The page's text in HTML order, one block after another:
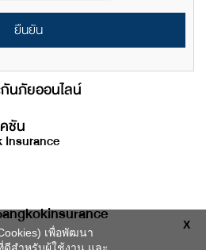
ยืนยัน
นภัยออนไลน์
ชัน
Insurance
X
เพื่อพัฒนา